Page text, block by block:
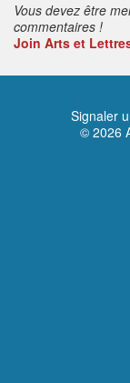
Vous devez être
commentaires !
Join Arts et
Signaler
© 2026